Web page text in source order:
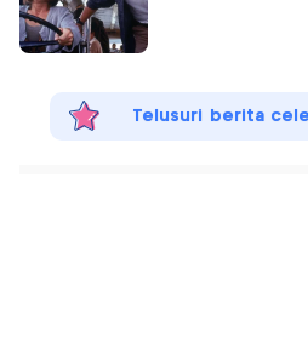
Telusuri berita